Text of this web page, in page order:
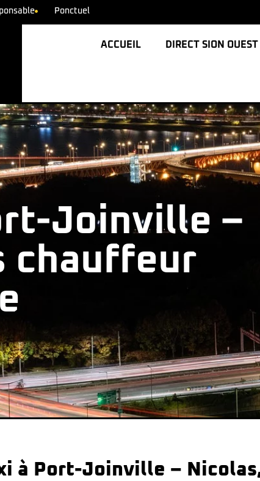
Ponctuel
ACCUEIL DIRECT SION OUEST
Joinville –
chauffeur
à Port-Joinville –